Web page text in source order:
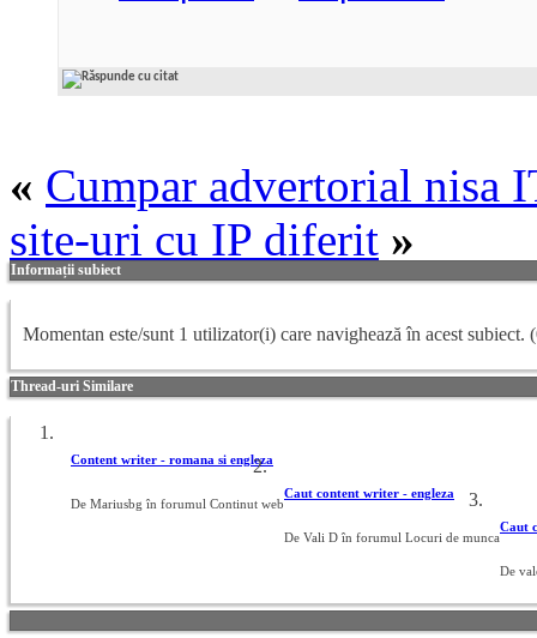
« Cumpar advertorial nisa
site-uri cu IP diferit »
Informații subiect
Momentan este/sunt 1 utilizator(i) care navighează în acest subiect.
Thread-uri Similare
Content writer - romana si engleza
De Mariusbg în forumul Continut web
Caut content writer - engleza
De Vali D în forumul Locuri de munca
Caut
De